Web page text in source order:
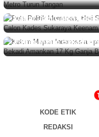
Peta Politik Memanas,
Daftar Jadi Calon
BERITA , DAERAH Agustus
Ketum Mapan
Polres Metro Bekadi
KODE ETIK
REDAKSI